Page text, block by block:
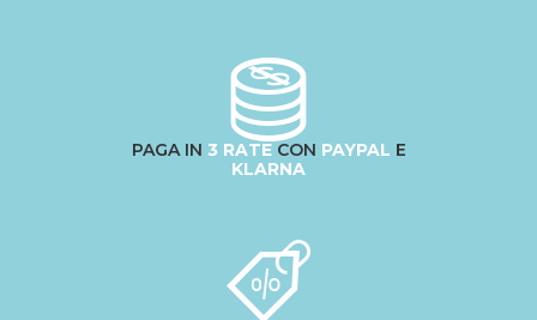
PAGA IN 3 RATECON PAYPAL E
KLARNA